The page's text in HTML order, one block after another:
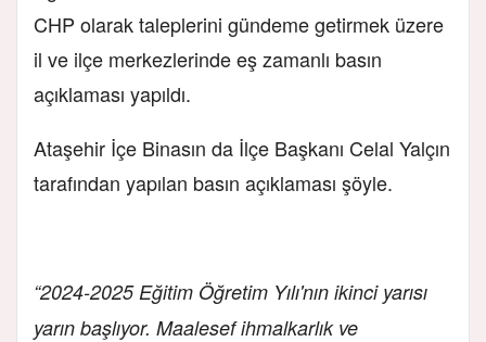
CHP olarak taleplerini gündeme getirmek üzere
il ve ilçe merkezlerinde eş zamanlı basın
açıklaması yapıldı.
Ataşehir İçe Binasın da İlçe Başkanı Celal Yalçın
tarafından yapılan basın açıklaması şöyle.
“2024-2025 Eğitim Öğretim Yılı'nın ikinci yarısı
yarın başlıyor. Maalesef ihmalkarlık ve